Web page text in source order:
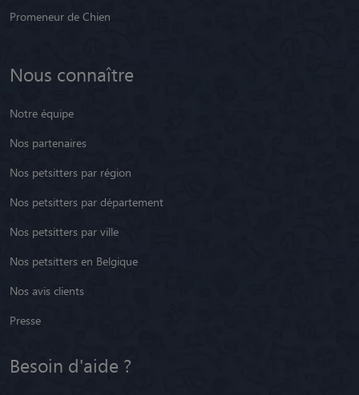
Promeneur de Chien
Nous connaître
Notre équipe
Nos partenaires
Nos petsitters par région
Nos petsitters par département
Nos petsitters par ville
Nos petsitters en Belgique
Nos avis clients
Presse
Besoin d'aide ?